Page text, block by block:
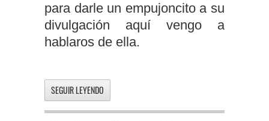
para darle un empujoncito a su
divulgación aquí vengo a
hablaros de ella.
SEGUIR LEYENDO